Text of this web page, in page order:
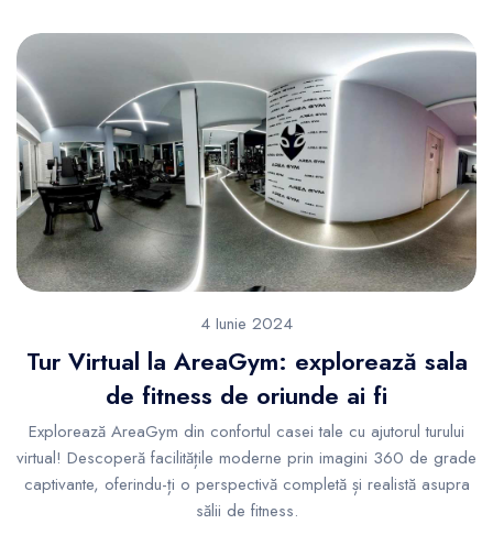
4 Iunie 2024
Tur Virtual la AreaGym: explorează sala
de fitness de oriunde ai fi
Explorează AreaGym din confortul casei tale cu ajutorul turului
virtual! Descoperă facilitățile moderne prin imagini 360 de grade
captivante, oferindu-ți o perspectivă completă și realistă asupra
sălii de fitness.